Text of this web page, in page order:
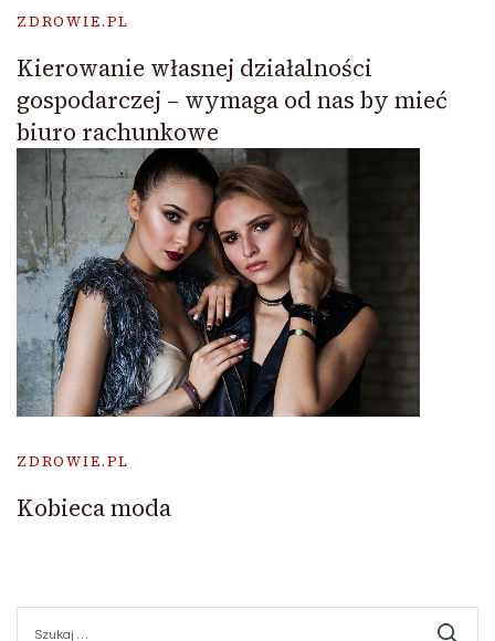
ZDROWIE.PL
Kierowanie własnej działalności
gospodarczej – wymaga od nas by mieć
biuro rachunkowe
ZDROWIE.PL
Kobieca moda